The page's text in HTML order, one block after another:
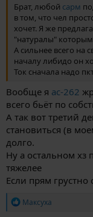
Брат, любой сарм
в том, что чел
хочет. Я же
"натуралы"
А сильнее всего на
началу либидо он
Ток сначала надо
Вообще я ac-262
всего бьёт по
А так вот третий
становиться (в
долго.
Ну а остальном хз
тяжелее
Если прям грустно
РМаксуха